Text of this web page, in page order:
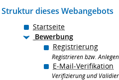
Struktur dieses Webangebots
Startseite
Bewerbung
Registrierung
Registrieren bzw.
E-Mail-Verifikation
Verifizierung und